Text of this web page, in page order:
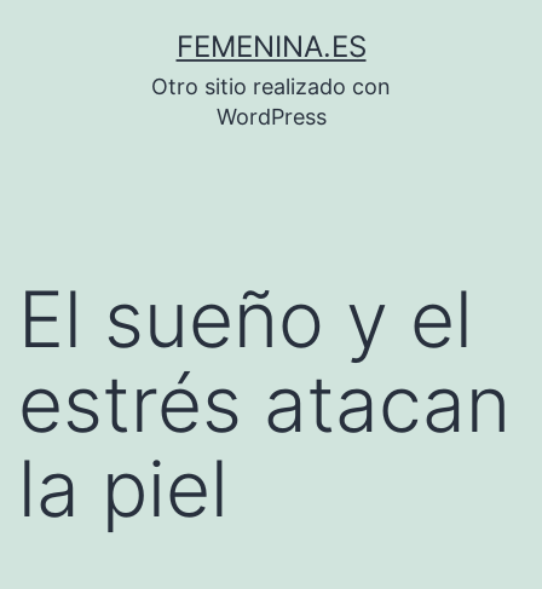
FEMENINA.ES
Otro sitio realizado con
WordPress
El sueño y el
estrés atacan
la piel